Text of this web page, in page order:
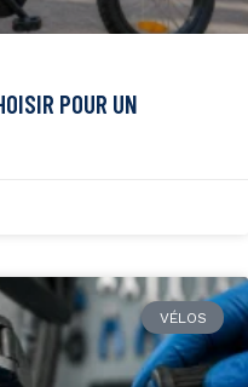
POUR UN
VÉLOS